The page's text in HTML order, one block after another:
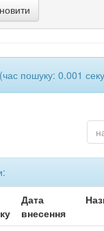
пошуку: 0.001
Дата
внесення